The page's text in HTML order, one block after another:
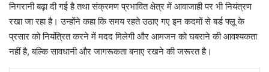
निगरानी बढ़ा दी गई है तथा संक्रमण प्रभावित क्षेत्र में आवाजाही पर भी नियंत्रण
रखा जा रहा है। उन्होंने कहा कि समय रहते उठाए गए इन कदमों से बर्ड फ्लू के
प्रसार को नियंत्रित करने में मदद मिलेगी और आमजन को घबराने की आवश्यकता
नहीं है, बल्कि सावधानी और जागरूकता बनाए रखने की जरूरत है।